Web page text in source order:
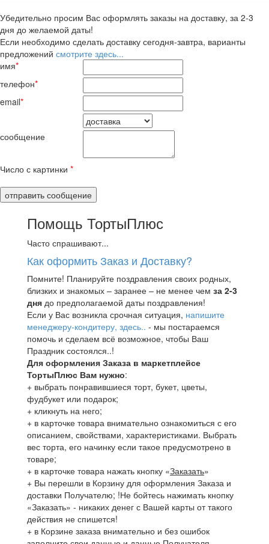
Убедительно просим Вас оформлять заказы на доставку, за 2-3
дня до желаемой даты!
Если необходимо сделать доставку сегодня-завтра, варианты
предложений смотрите здесь...
имя*
телефон*
email*
сообщение
Число с картинки *
Помощь ТортыПлюс
Часто спрашивают...
Как оформить Заказ и Доставку?
Помните! Планируйте поздравления своих родных,
близких и знакомых – заранее – не менее чем за 2-3
дня до предполагаемой даты поздравления!
Если у Вас возникла срочная ситуация, напишите
менеджеру-кондитеру, здесь.. - мы постараемся
помочь и сделаем всё возможное, чтобы Ваш
Праздник состоялся..!
Для оформления Заказа в маркетплейсе
ТортыПлюс Вам нужно:
+ выбрать понравившиеся торт, букет, цветы,
фудбукет или подарок;
+ кликнуть на него;
+ в карточке товара внимательно ознакомиться с его
описанием, свойствами, характеристиками. Выбрать
вес торта, его начинку если такое предусмотрено в
товаре;
+ в карточке товара нажать кнопку «Заказать»
+ Вы перешли в Корзину для оформления Заказа и
доставки Получателю; !Не бойтесь нажимать кнопку
«Заказать» - никаких денег с Вашей карты от такого
действия не спишется!
+ в Корзине заказа внимательно и без ошибок